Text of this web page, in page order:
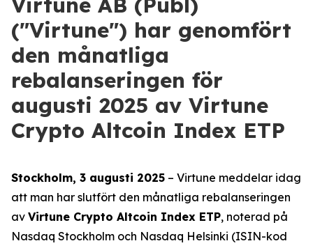
("Virtune") har genomfört
den månatliga
rebalanseringen för
augusti 2025 av Virtune
Crypto Altcoin Index ETP
Stockholm, 3 augusti 2025 – Virtune meddelar idag
att man har slutfört den månatliga rebalanseringen
av Virtune Crypto Altcoin Index ETP, noterad på
Nasdaq Stockholm och Nasdaq Helsinki (ISIN-kod